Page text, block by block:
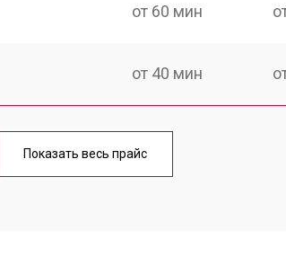
от 60 мин
от 40 мин
от 60 мин
Показать весь прайс